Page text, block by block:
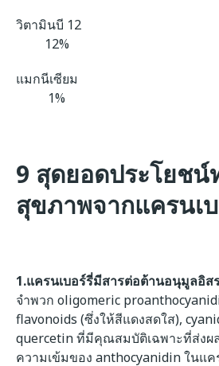
วิตามิน
12%
แมกนีเ
1%
9 สุดยอดประโยชน์
สุขภาพจากแครนเ
1.แครนเบอร์รี่มีสารต่อต้านอนุมูลอิส
จำพวก oligomeric
flavonoids (ซึ่งให้สีแดงสดใส),
quercetin ที่มีคุณสมบัติเฉพาะที่ส่งผ
ความเข้มของ anthocyanidin ในแค